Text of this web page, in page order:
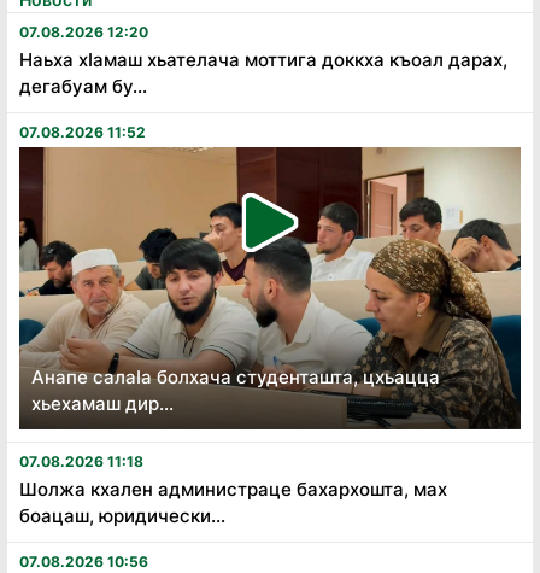
07.08.2026 12:20
Наьха хӏамаш хьателача моттига доккха къоал дарах,
дегабуам бу...
07.08.2026 11:52
Анапе салаӏа болхача студенташта, цхьацца
хьехамаш дир...
07.08.2026 11:18
Шолжа кхален администраце бахархошта, мах
боацаш, юридически...
07.08.2026 10:56